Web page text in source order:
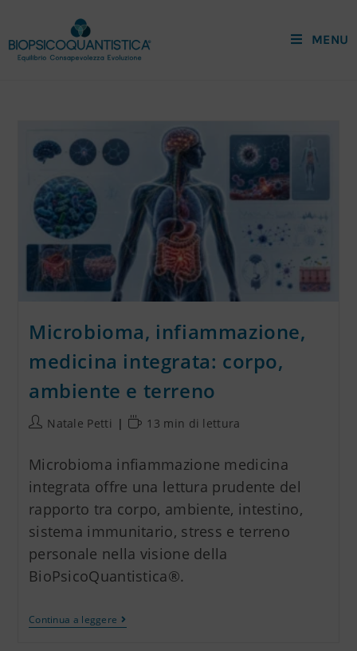
MENU
Microbioma, infiammazione,
medicina integrata: corpo,
ambiente e terreno
Natale Petti 13 min di lettura
Microbioma infiammazione medicina
integrata offre una lettura prudente del
rapporto tra corpo, ambiente, intestino,
sistema immunitario, stress e terreno
personale nella visione della
BioPsicoQuantistica®.
Continua a leggere